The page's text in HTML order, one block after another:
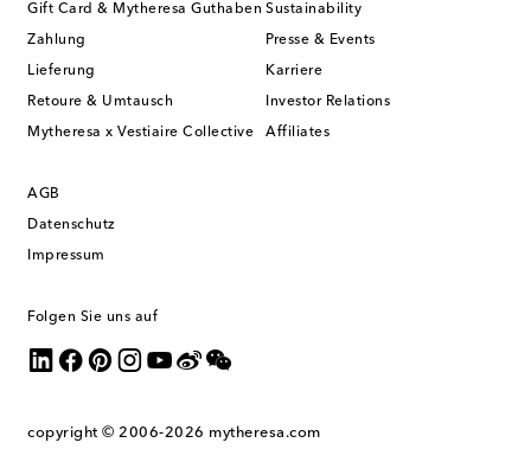
Gift Card & Mytheresa Guthaben
Zahlung
Lieferung
Retoure & Umtausch
Mytheresa x Vestiaire Collective
Sustainability
Presse & Events
Karriere
Investor Relations
Affiliates
AGB
Datenschutz
Impressum
Folgen Sie uns auf
copyright © 2006-2026 mytheresa.com